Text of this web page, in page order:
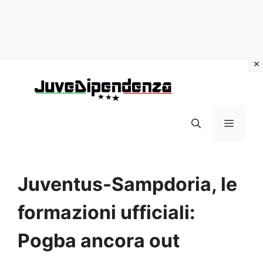
MENU
Juventus-Sampdoria, le
formazioni ufficiali:
Pogba ancora out